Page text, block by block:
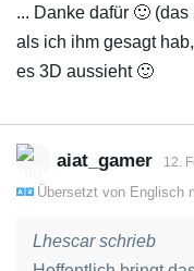
... Danke dafür 🙂
als ich ihm gesagt
es 3D aussieht 🙂
aiat_gamer 12.
Übersetzt von Englisch
Lhescar schrieb